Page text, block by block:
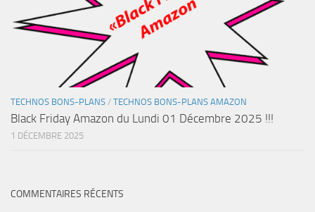
TECHNOS BONS-PLANS / TECHNOS BONS-PLANS AMAZON
Black Friday Amazon du Lundi 01 Décembre 2025 !!!
1 DÉCEMBRE 2025
COMMENTAIRES RÉCENTS